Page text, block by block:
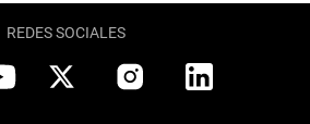
REDES SOCIALES